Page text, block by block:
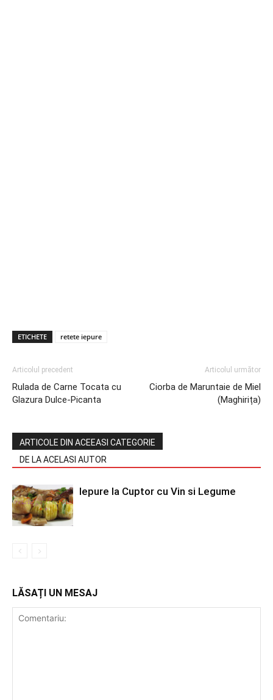
ETICHETE retete iepure
Articolul precedent
Rulada de Carne Tocata cu
Glazura Dulce-Picanta
Articolul următor
Ciorba de Maruntaie de Miel
(Maghirița)
ARTICOLE DIN ACEEASI CATEGORIE
DE LA ACELASI AUTOR
Iepure la Cuptor cu Vin si Legume
LĂSAȚI UN MESAJ